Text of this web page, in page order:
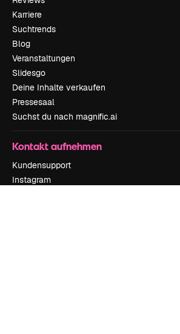
Karriere
Suchtrends
Blog
Veranstaltungen
Slidesgo
Deine Inhalte verkaufen
Pressesaal
Suchst du nach magnific.ai
Kontakt aufnehmen
Kundensupport
Instagram